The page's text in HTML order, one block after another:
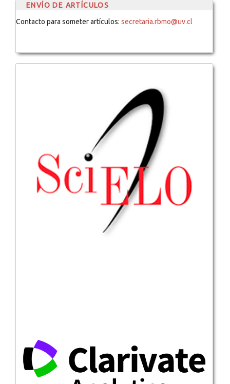
ENVÍO DE ARTÍCULOS
Contacto para someter artículos: secretaria.rbmo@uv.cl